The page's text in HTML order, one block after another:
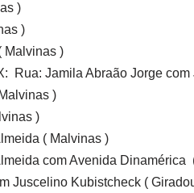
)
)
Malvinas )
Rua: Jamila Abraão Jorge
)
)
( Malvinas )
com Avenida Dinamérica
Juscelino Kubistcheck (